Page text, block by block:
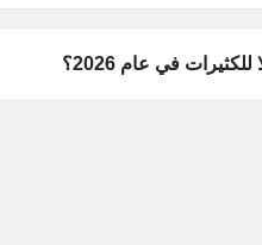
في عام 2026؟